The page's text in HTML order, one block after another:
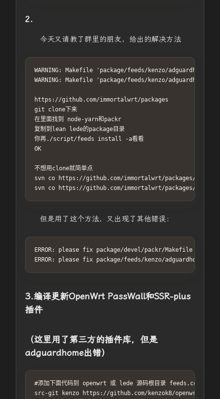
2.
今天又请教了群里的朋友，给出的解决方法
WARNING: Makefile 'package/feeds/kenzo/
WARNING: Makefile 'package/feeds/kenzo/
https://github.com/immortalwrt/packages
git clone下来
在里面找到 node-yarn和packr
复制到lean lede的package目录
你再./script/feeds install -a看看
OK
不想用clone就简单点
svn co https://github.com/immortalwrt/packages/tree/
svn co https://github.com/immortalwrt/packages/tree/
但是用了这个方法，又出现了其他错误：
ERROR: please fix package/devel/packr/Makefile -
ERROR: please fix package/feeds/kenzo/adguardhome/
3.编译更新OpenWrt PassWall和SSR-plus
插件
（这里用了第三方的插件库，但是
adguardhome出错）
#添加下面代码到 openwrt 或 lede 源码根目录
src-git kenzo https://github.com/kenzok8/openwrt-